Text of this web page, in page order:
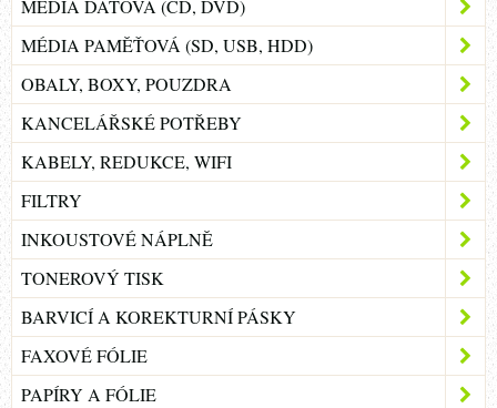
MÉDIA DATOVÁ (CD, DVD)
MÉDIA PAMĚŤOVÁ (SD, USB, HDD)
OBALY, BOXY, POUZDRA
KANCELÁŘSKÉ POTŘEBY
KABELY, REDUKCE, WIFI
FILTRY
INKOUSTOVÉ NÁPLNĚ
TONEROVÝ TISK
BARVICÍ A KOREKTURNÍ PÁSKY
FAXOVÉ FÓLIE
PAPÍRY A FÓLIE